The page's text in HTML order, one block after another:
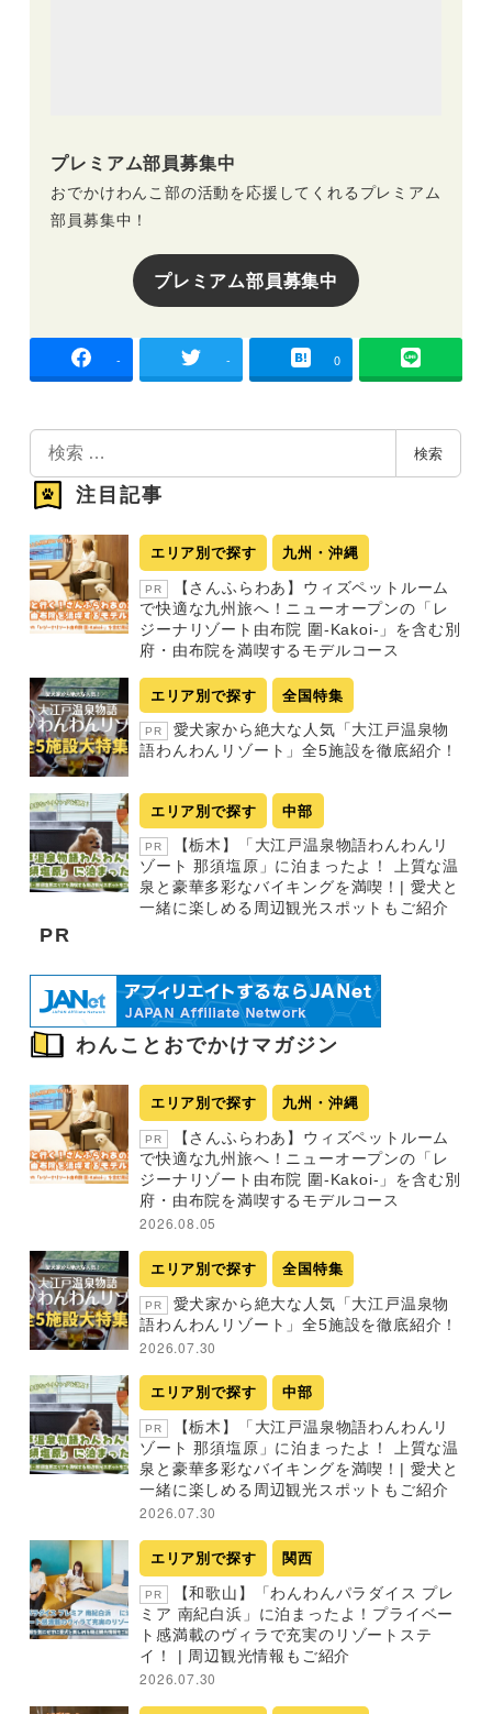
プレミアム部員募集中
おでかけわんこ部の活動を応援してくれるプレミアム
部員募集中！
プレミアム部員募集中
- - 0
索
検索
注目記事
エリア別で探す 九州・沖縄
PR
【さんふらわあ】ウィズペットルーム
で快適な九州旅へ！ニューオープンの「レ
ジーナリゾート由布院 圍-Kakoi-」を含む別
府・由布院を満喫するモデルコース
エリア別で探す 全国特集
PR
愛犬家から絶大な人気「大江戸温泉物
語わんわんリゾート」全5施設を徹底紹介！
エリア別で探す 中部
PR
【栃木】「大江戸温泉物語わんわんリ
ゾート 那須塩原」に泊まったよ！ 上質な温
泉と豪華多彩なバイキングを満喫！| 愛犬と
一緒に楽しめる周辺観光スポットもご紹介
PR
わんことおでかけマガジン
エリア別で探す 九州・沖縄
PR
【さんふらわあ】ウィズペットルーム
で快適な九州旅へ！ニューオープンの「レ
ジーナリゾート由布院 圍-Kakoi-」を含む別
府・由布院を満喫するモデルコース
2026.08.05
エリア別で探す 全国特集
PR
愛犬家から絶大な人気「大江戸温泉物
語わんわんリゾート」全5施設を徹底紹介！
2026.07.30
エリア別で探す 中部
PR
【栃木】「大江戸温泉物語わんわんリ
ゾート 那須塩原」に泊まったよ！ 上質な温
泉と豪華多彩なバイキングを満喫！| 愛犬と
一緒に楽しめる周辺観光スポットもご紹介
2026.07.30
エリア別で探す 関西
PR
【和歌山】「わんわんパラダイス プレ
ミア 南紀白浜」に泊まったよ！プライベー
ト感満載のヴィラで充実のリゾートステ
イ！ | 周辺観光情報もご紹介
2026.07.30